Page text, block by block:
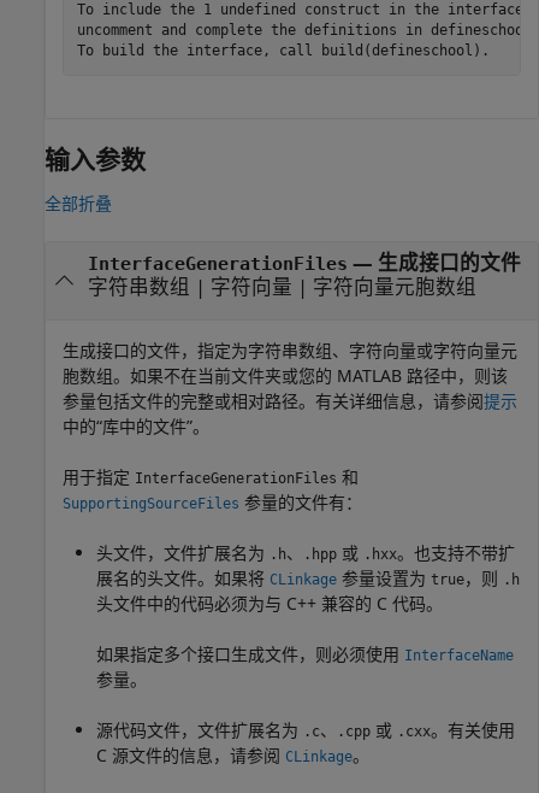
To include the 1 undefined construct in the interface,
uncomment and complete the definitions in
To build the interface, call build(defineschool).
输入参数
全部折叠
InterfaceGenerationFiles — 生成接口的文件
字符串数组 | 字符向量 | 字符向量元胞数组
生成接口的文件，指定为字符串数组、字符向量或字符向量元
胞数组。如果不在当前文件夹或您的 MATLAB 路径中，则该
参量包括文件的完整或相对路径。有关详细信息，请参阅提示
中的“库中的文件”。
用于指定 InterfaceGenerationFiles 和
SupportingSourceFiles 参量的文件有：
头文件，文件扩展名为 .h、 .hpp 或 .hxx。也支持不带扩
展名的头文件。如果将 CLinkage 参量设置为 true，则 .h
头文件中的代码必须为与 C++ 兼容的 C 代码。
如果指定多个接口生成文件，则必须使用 InterfaceName
参量。
源代码文件，文件扩展名为 .c、 .cpp 或 .cxx。有关使用
C 源文件的信息，请参阅 CLinkage。